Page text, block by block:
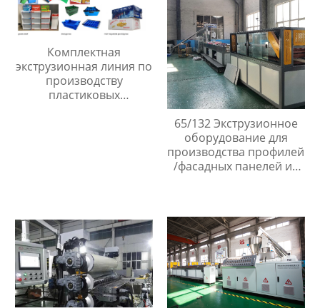
Комплектная
экструзионная линия по
производству
пластиковых
65/132 Экструзионное
оборудование для
производства профилей
/фасадных панелей из